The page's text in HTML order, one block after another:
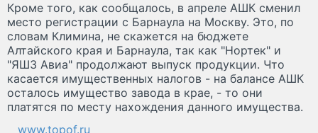
Кроме того, как сообщалось, в апреле АШК сменил
место регистрации с Барнаула на Москву. Это, по
словам Климина, не скажется на бюджете
Алтайского края и Барнаула, так как "Нортек" и
"ЯШЗ Авиа" продолжают выпуск продукции. Что
касается имущественных налогов - на балансе АШК
осталось имущество завода в крае, - то они
платятся по месту нахождения данного имущества.
www.topof.ru